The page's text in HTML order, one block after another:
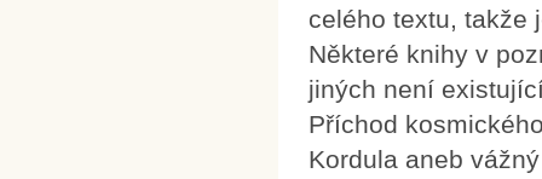
celého textu, takže
Některé knihy v
jiných není
Příchod
Kordula aneb